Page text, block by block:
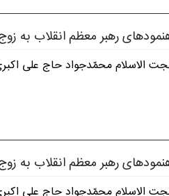
رهبر معظم انقلاب به
الاسلام محمّدجواد حاج علی
رهبر معظم انقلاب به
الاسلام محمّدجواد حاج علی